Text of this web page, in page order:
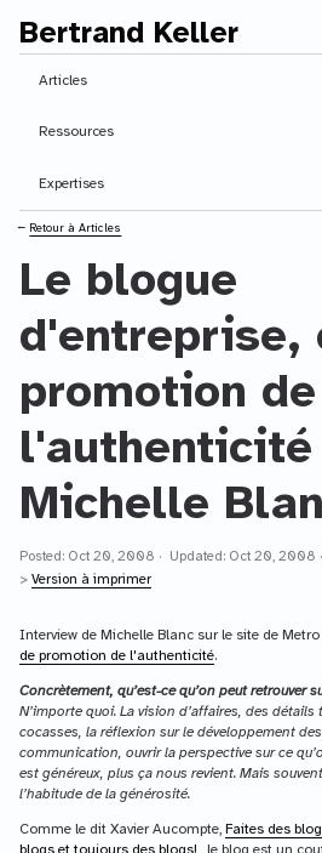
Contenu principal
Bertrand Keller
Articles
Ressources
Expertises
⭠ Retour à Articles
Le blogue
d'entreprise,
promotion de
l'authenticité
Michelle
Posted: Oct 20, 2008 · Updated: Oct 20, 2008
> Version à imprimer
Interview de Michelle Blanc sur le site de Metro
de promotion de l'authenticité.
Concrètement, qu’est-ce qu’on peut retrouver
N’importe quoi. La vision d’affaires, des
cocasses, la réflexion sur le développement
communication, ouvrir la perspective sur ce
est généreux, plus ça nous revient. Mais
l’habitude de la générosité.
Comme le dit Xavier Aucompte, Faites des
blogs et toujours des blogs! , le blog est un